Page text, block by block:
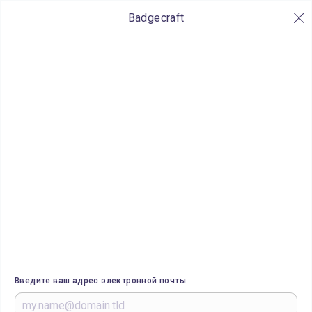
Badgecraft
Введите ваш адрес электронной почты